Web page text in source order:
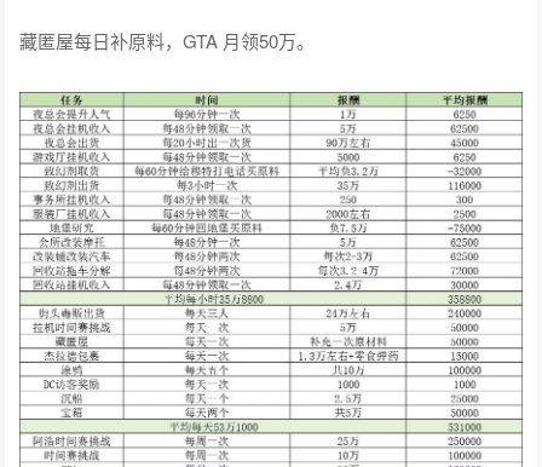
藏匿屋每日补原料，GTA 月领50万。